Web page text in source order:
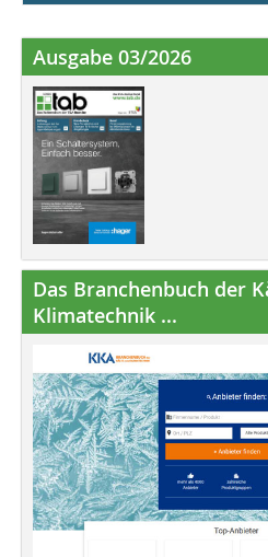
Ausgabe 03/2026
Das Branchenbuch der
Klimatechnik ...